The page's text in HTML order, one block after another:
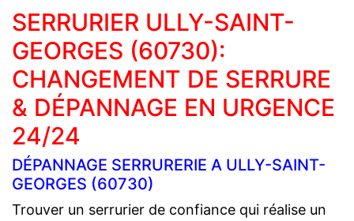
SERRURIER ULLY-SAINT-
GEORGES (60730):
CHANGEMENT DE SERRURE
& DÉPANNAGE EN URGENCE
24/24
DÉPANNAGE SERRURERIE A ULLY-SAINT-
GEORGES (60730)
Trouver un serrurier de confiance qui réalise un